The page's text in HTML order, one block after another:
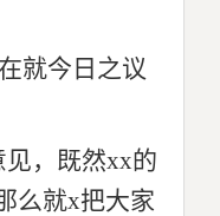
就今日之议
，既然xx的
么就x把大家